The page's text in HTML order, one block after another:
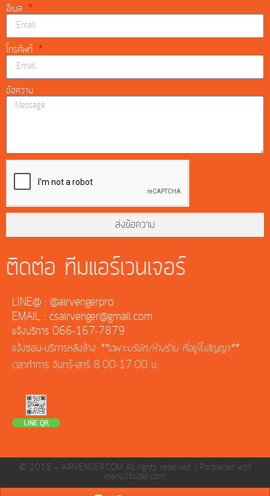
อีเมล
โทรศัพท์
ข้อความ
ส่งข้อความ
ติดต่อ ทีมแอร์เวนเจอร์
LINE@ : @airvengerpro
EMAIL : csairvenger@gmail.com
แจ้งบริการ 066-167-7879
แจ้งซ่อม-บริการหลังล้าง **เฉพาะบริษัท/ห้างร้าน ที่อยู่ในสัญญา**
เวลาทำการ จันทร์-เสาร์ 8.00-17.00 น.
LINE QR
© 2018 — AIRVENGER.COM All rights reserved. | Partnered with
menu1folder.com